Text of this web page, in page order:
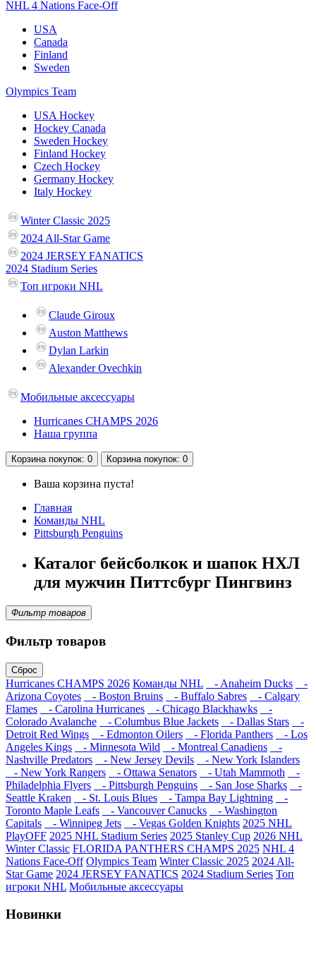
NHL 4 Nations Face-Off
USA
Canada
Finland
Sweden
Olympics Team
USA Hockey
Hockey Canada
Sweden Hockey
Finland Hockey
Czech Hockey
Germany Hockey
Italy Hockey
Winter Classic 2025
2024 All-Star Game
2024 JERSEY FANATICS
2024 Stadium Series
Топ игроки NHL
Claude Giroux
Auston Matthews
Dylan Larkin
Alexander Ovechkin
Мобильные аксессуары
Hurricanes CHAMPS 2026
Наша группа
Корзина покупок: 0 Корзина покупок: 0
Ваша корзина пуста!
Главная
Команды NHL
Pittsburgh Penguins
Каталог бейсболкок и шапок НХЛ
для мужчин Питтсбург Пингвинз
Фильтр товаров
Фильтр товаров
Сброс
Hurricanes CHAMPS 2026 Команды NHL - Anaheim Ducks
-
Arizona Coyotes
- Boston Bruins - Buffalo Sabres
- Calgary
Flames
- Carolina Hurricanes - Chicago Blackhawks
-
Colorado Avalanche
- Columbus Blue Jackets - Dallas Stars
-
Detroit Red Wings
- Edmonton Oilers - Florida Panthers
- Los
Angeles Kings
- Minnesota Wild - Montreal Canadiens
-
Nashville Predators
- New Jersey Devils
- New York Islanders
- New York Rangers
- Ottawa Senators - Utah Mammoth
-
Philadelphia Flyers
- Pittsburgh Penguins - San Jose Sharks
-
Seattle Kraken
- St. Louis Blues - Tampa Bay Lightning
-
Toronto Maple Leafs
- Vancouver Canucks
- Washington
Capitals
- Winnipeg Jets - Vegas Golden Knights 2025 NHL
PlayOFF 2025 NHL Stadium Series 2025 Stanley Cup 2026 NHL
Winter Classic FLORIDA PANTHERS CHAMPS 2025 NHL 4
Nations Face-Off Olympics Team Winter Classic 2025 2024 All-
Star Game 2024 JERSEY FANATICS 2024 Stadium Series Топ
игроки NHL Мобильные аксессуары
Новинки